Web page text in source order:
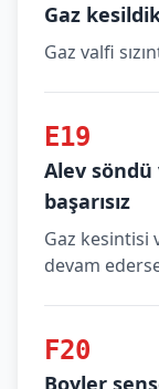
Gaz
Gaz valfi
E19
Alev
başarısız
Gaz kesintisi
devam
F20
Boyler